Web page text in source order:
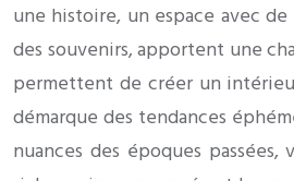
une histoire, un espace avec de
des souvenirs, apportent une
permettent de créer un
démarque des tendances
nuances des époques